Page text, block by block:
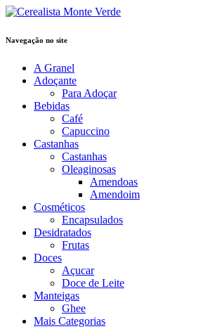
Navegação no site
A Granel
Adoçante
Para Adoçar
Bebidas
Café
Capuccino
Castanhas
Castanhas
Oleaginosas
Amendoas
Amendoim
Cosméticos
Encapsulados
Desidratados
Frutas
Doces
Açucar
Doce de Leite
Manteigas
Ghee
Mais Categorias